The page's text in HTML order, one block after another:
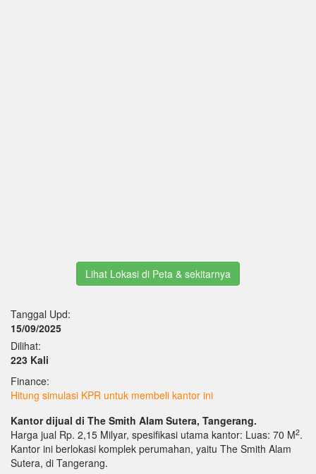
Lihat Lokasi di Peta & sekitarnya
Tanggal Upd:
15/09/2025
Dilihat:
223 Kali
Finance:
Hitung simulasi KPR untuk membeli kantor ini
Kantor dijual di The Smith Alam Sutera, Tangerang.
Harga jual Rp. 2,15 Milyar, spesifikasi utama kantor: Luas: 70 M2.
Kantor ini berlokasi komplek perumahan, yaitu The Smith Alam
Sutera, di Tangerang.